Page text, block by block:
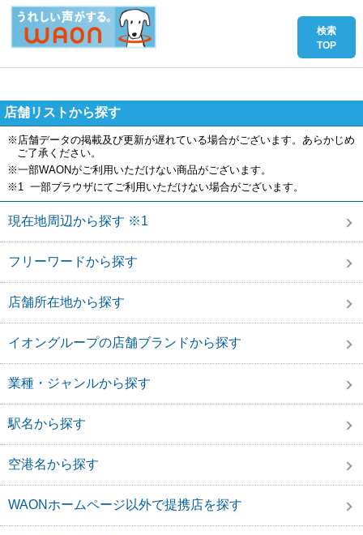
店舗リストから探す
※店舗データの掲載及び更新が遅れている場合がございます。あらかじめ
ご了承ください。
※一部WAONがご利用いただけない商品がございます。
※1 一部ブラウザにてご利用いただけない場合がございます。
現在地周辺から探す ※1
フリーワードから探す
店舗所在地から探す
イオングループの店舗ブランドから探す
業種・ジャンルから探す
駅名から探す
空港名から探す
WAONホームページ以外で提携店を探す